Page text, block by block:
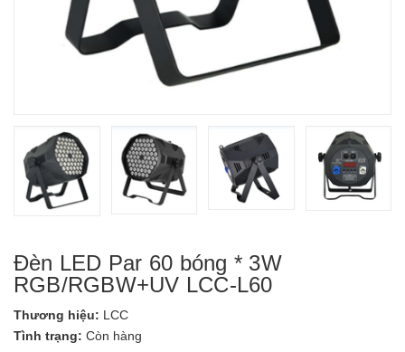
Đèn LED Par 60 bóng * 3W
RGB/RGBW+UV LCC-L60
Thương hiệu: LCC
Tình trạng: Còn hàng